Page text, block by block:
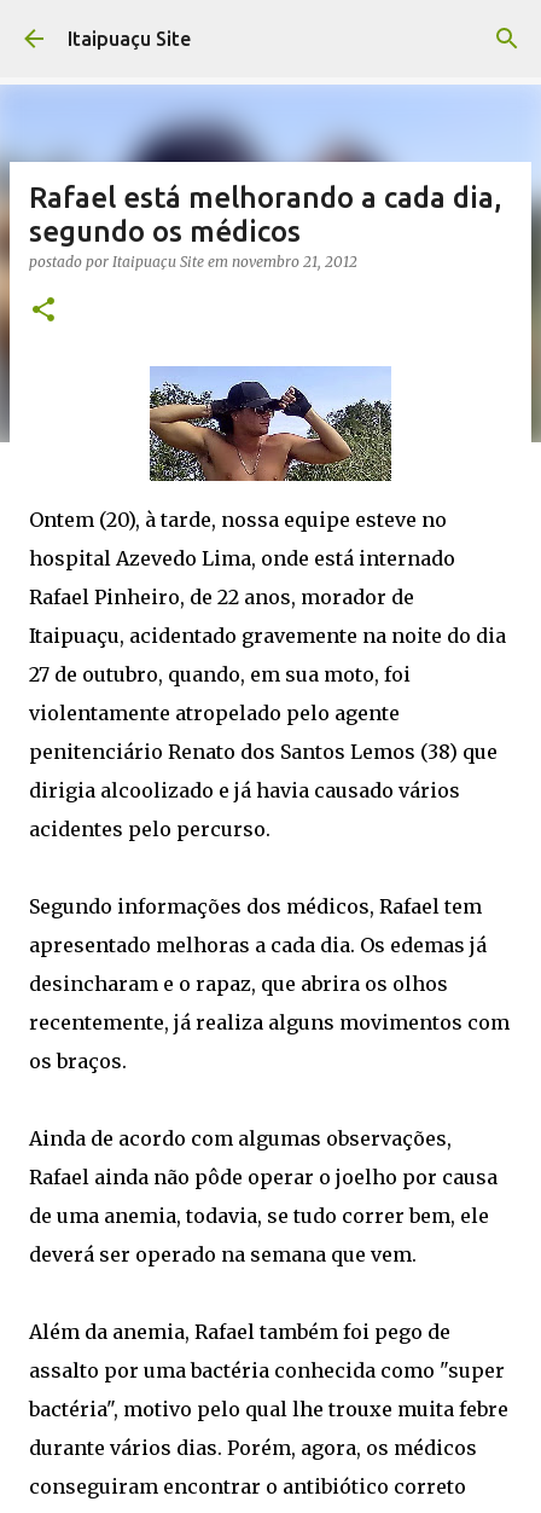
Pular para o conteúdo principal
Itaipuaçu Site
Rafael está melhorando a cada dia,
segundo os médicos
postado por Itaipuaçu Site em novembro 21, 2012
Ontem (20), à tarde, nossa equipe esteve no
hospital Azevedo Lima, onde está internado
Rafael Pinheiro, de 22 anos, morador de
Itaipuaçu, acidentado gravemente na noite do dia
27 de outubro, quando, em sua moto, foi
violentamente atropelado pelo agente
penitenciário Renato dos Santos Lemos (38) que
dirigia alcoolizado e já havia causado vários
acidentes pelo percurso.
Segundo informações dos médicos, Rafael tem
apresentado melhoras a cada dia. Os edemas já
desincharam e o rapaz, que abrira os olhos
recentemente, já realiza alguns movimentos com
os braços.
Ainda de acordo com algumas observações,
Rafael ainda não pôde operar o joelho por causa
de uma anemia, todavia, se tudo correr bem, ele
deverá ser operado na semana que vem.
Além da anemia, Rafael também foi pego de
assalto por uma bactéria conhecida como "super
bactéria", motivo pelo qual lhe trouxe muita febre
durante vários dias. Porém, agora, os médicos
conseguiram encontrar o antibiótico correto